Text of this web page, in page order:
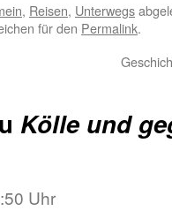
, Reisen, Unterwegs
für den Permalink.
Kölle und
Uhr